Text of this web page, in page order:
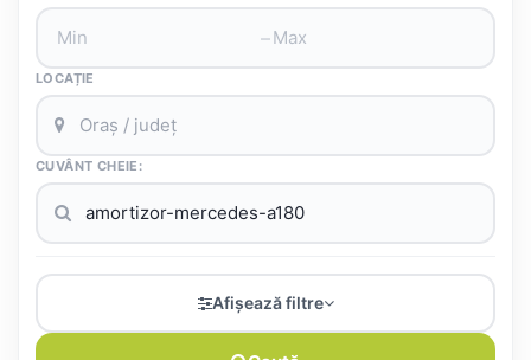
–
LOCAȚIE
CUVÂNT CHEIE:
Afișează filtre